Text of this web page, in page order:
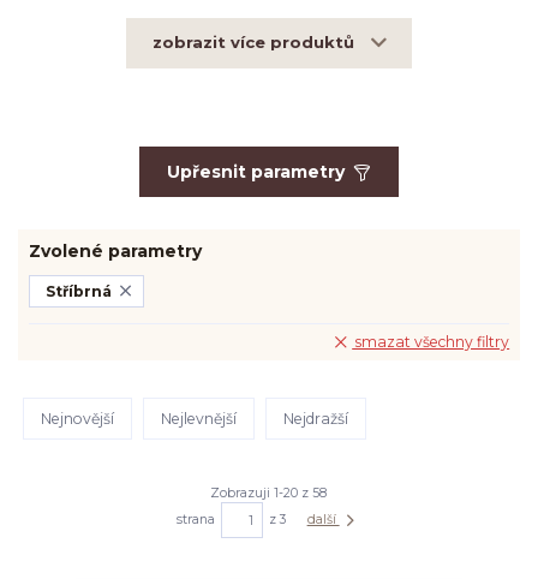
zobrazit více produktů
Upřesnit parametry
Zvolené parametry
Stříbrná
smazat všechny filtry
Nejnovější Nejlevnější Nejdražší
Zobrazuji 1-20 z 58
strana
z 3 další